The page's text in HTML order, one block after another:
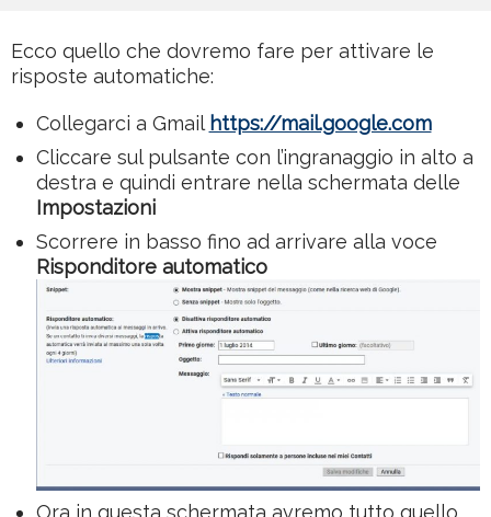
Ecco quello che dovremo fare per attivare le
risposte automatiche:
Collegarci a Gmail https://mail.google.com
Cliccare sul pulsante con l’ingranaggio in alto a
destra e quindi entrare nella schermata delle
Impostazioni
Scorrere in basso fino ad arrivare alla voce
Risponditore automatico
Ora in questa schermata avremo tutto quello